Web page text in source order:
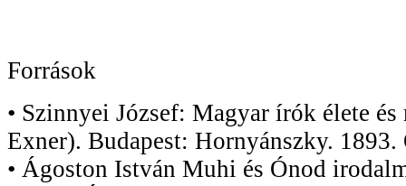
Források
• Szinnyei József: Magyar írók élete
Exner). Budapest: Hornyánszky. 1893.
• Ágoston István Muhi és Ónod